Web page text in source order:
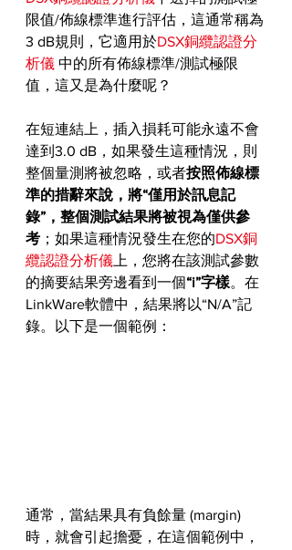
限值/佈線標準進行評估，這通常稱為
3 dB規則，它適用於DSX銅纜認證分
析儀 中的所有佈線標準/測試極限
值，這又是為什麼呢？
在短連結上，插入損耗可能永遠不會
達到3.0 dB，如果發生這種情況，則
整個量測將被忽略，或者按照佈線標
準的措辭來說，將“僅用於訊息記
錄”，整個測試結果將被視為僅供參
考 ；如果這種情況發生在您的DSX銅
纜認證分析儀 上，您將在該測試參數
的摘要結果旁邊看到一個“i”字樣。在
LinkWare軟體中，結果將以“N/A”記
錄。以下是一個範例：
通常，當結果具有負餘量 (margin)
時，就會引起擔憂，在這個範例中，